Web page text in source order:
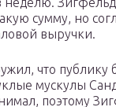
​​сумму, но
выручки.
что публику
мускулы
поэтому